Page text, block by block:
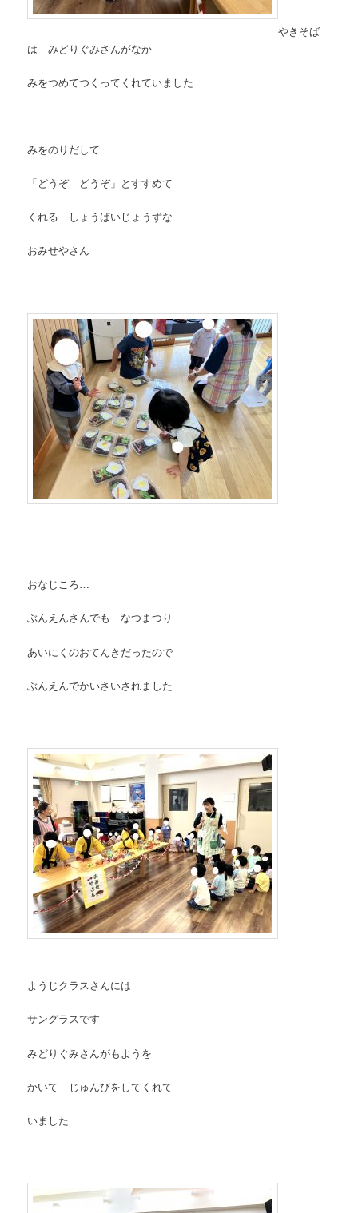
やきそば
は みどりぐみさんがなか
みをつめてつくってくれていました
みをのりだして
「どうぞ どうぞ」とすすめて
くれる しょうばいじょうずな
おみせやさん
おなじころ…
ぶんえんさんでも なつまつり
あいにくのおてんきだったので
ぶんえんでかいさいされました
ようじクラスさんには
サングラスです
みどりぐみさんがもようを
かいて じゅんびをしてくれて
いました